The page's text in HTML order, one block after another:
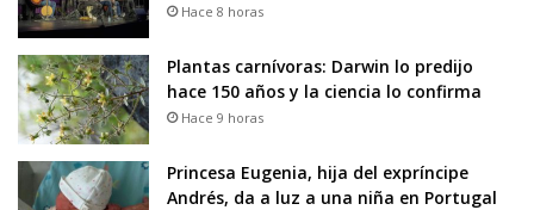
Hace 8 horas
Plantas carnívoras: Darwin lo predijo
hace 150 años y la ciencia lo confirma
Hace 9 horas
Princesa Eugenia, hija del expríncipe
Andrés, da a luz a una niña en Portugal